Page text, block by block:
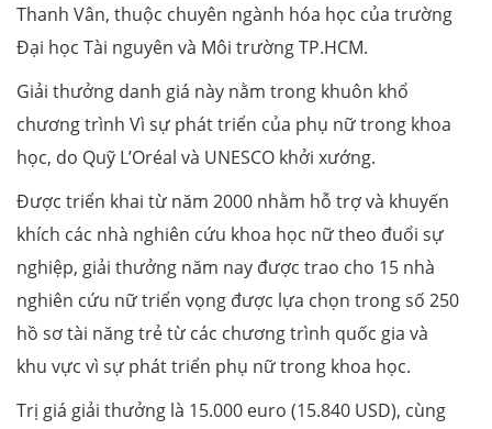
Thanh Vân, thuộc chuyên ngành hóa học của trường
Đại học Tài nguyên và Môi trường TP.HCM.
Giải thưởng danh giá này nằm trong khuôn khổ
chương trình Vì sự phát triển của phụ nữ trong khoa
học, do Quỹ L’Oréal và UNESCO khởi xướng.
Được triển khai từ năm 2000 nhằm hỗ trợ và khuyến
khích các nhà nghiên cứu khoa học nữ theo đuổi sự
nghiệp, giải thưởng năm nay được trao cho 15 nhà
nghiên cứu nữ triển vọng được lựa chọn trong số 250
hồ sơ tài năng trẻ từ các chương trình quốc gia và
khu vực vì sự phát triển phụ nữ trong khoa học.
Trị giá giải thưởng là 15.000 euro (15.840 USD), cùng